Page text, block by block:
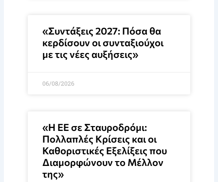
«Συντάξεις 2027: Πόσα θα
κερδίσουν οι συνταξιούχοι
με τις νέες αυξήσεις»
06/08/2026
«Η ΕΕ σε Σταυροδρόμι:
Πολλαπλές Κρίσεις και οι
Καθοριστικές Εξελίξεις που
Διαμορφώνουν το Μέλλον
της»